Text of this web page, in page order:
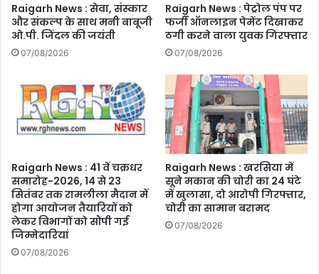
Raigarh News : सेवा, संस्कार
और संकल्प के साथ मनी बाबूजी
ओ.पी. जिंदल की जयंती
07/08/2026
Raigarh News : पेट्रोल पंप पर
फर्जी ऑनलाइन पेमेंट दिखाकर
ठगी करने वाला युवक गिरफ्तार
07/08/2026
Raigarh News : 41 वें चक्रधर
समारोह-2026, 14 से 23
सितंबर तक रामलीला मैदान में
होगा आयोजन तैयारियों को
लेकर विभागों को सौंपी गई
जिम्मेदारियां
07/08/2026
Raigarh News : खरसिया में
सूने मकान की चोरी का 24 घंटे
में खुलासा, दो आरोपी गिरफ्तार,
चोरी का सामान बरामद
07/08/2026